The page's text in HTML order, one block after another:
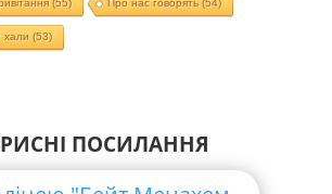
(55) Про нас говорять(54)
хали (53)
ПОСИЛАННЯ